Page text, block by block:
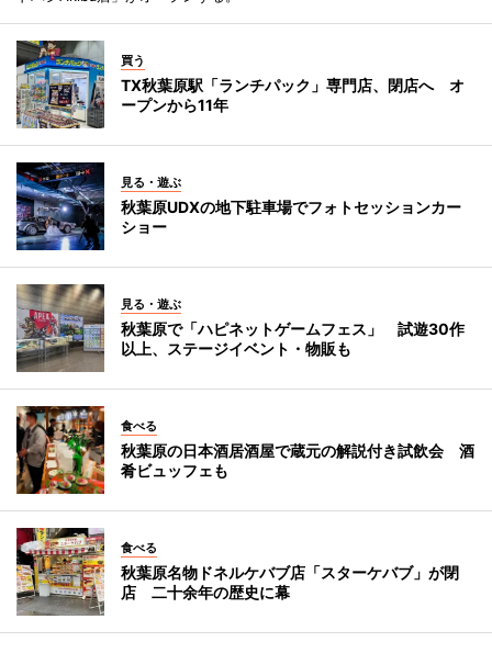
買う
TX秋葉原駅「ランチパック」専門店、閉店へ オ
ープンから11年
見る・遊ぶ
秋葉原UDXの地下駐車場でフォトセッションカー
ショー
見る・遊ぶ
秋葉原で「ハピネットゲームフェス」 試遊30作
以上、ステージイベント・物販も
食べる
秋葉原の日本酒居酒屋で蔵元の解説付き試飲会 酒
肴ビュッフェも
食べる
秋葉原名物ドネルケバブ店「スターケバブ」が閉
店 二十余年の歴史に幕